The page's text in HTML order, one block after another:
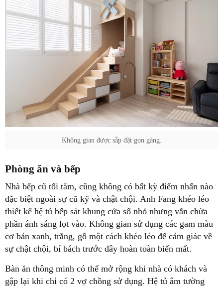
Không gian được sắp đặt gọn gàng.
Phòng ăn và bếp
Nhà bếp cũ tối tăm, cũng không có bất kỳ điểm nhấn nào
đặc biệt ngoài sự cũ kỹ và chật chội. Anh Fang khéo léo
thiết kế hệ tủ bếp sát khung cửa sổ nhỏ nhưng vẫn chừa
phần ánh sáng lọt vào. Không gian sử dụng các gam màu
cơ bản xanh, trắng, gỗ một cách khéo léo để cảm giác về
sự chật chội, bí bách trước đây hoàn toàn biến mất.
Bàn ăn thông minh có thể mở rộng khi nhà có khách và
gập lại khi chỉ có 2 vợ chồng sử dụng. Hệ tủ âm tường